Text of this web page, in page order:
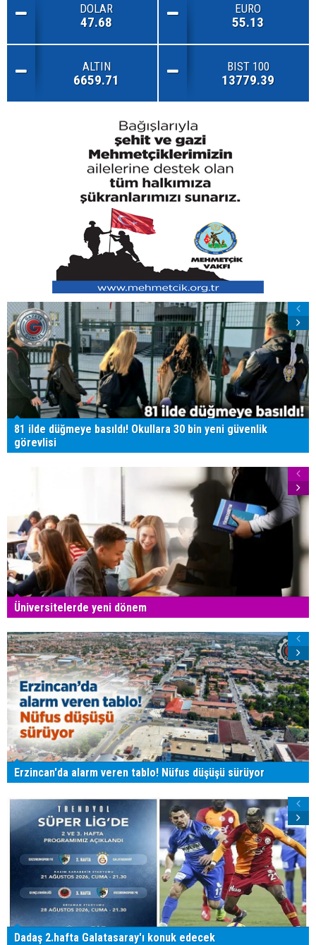
DOLAR
47.68
EURO
55.13
ALTIN
6659.71
BIST 100
13779.39
81 ilde düğmeye basıldı! Okullara 30 bin yeni güvenlik
görevlisi
Üniversitelerde yeni dönem
Erzincan'da alarm veren tablo! Nüfus düşüşü sürüyor
Dadaş 2.hafta Galatasaray'ı konuk edecek